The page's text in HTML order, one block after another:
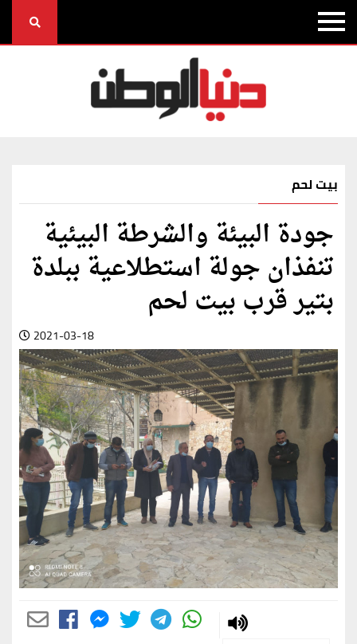
بيت لحم
جودة البيئة والشرطة البيئية
تنفذان جولة استطلاعية ببلدة
بتير قرب بيت لحم
2021-03-18